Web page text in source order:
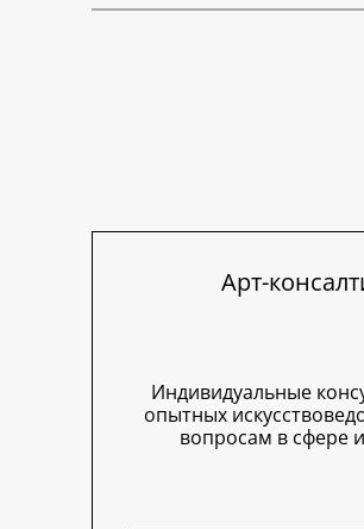
Арт-
Индивидуальные
опытных
вопросам в сфере